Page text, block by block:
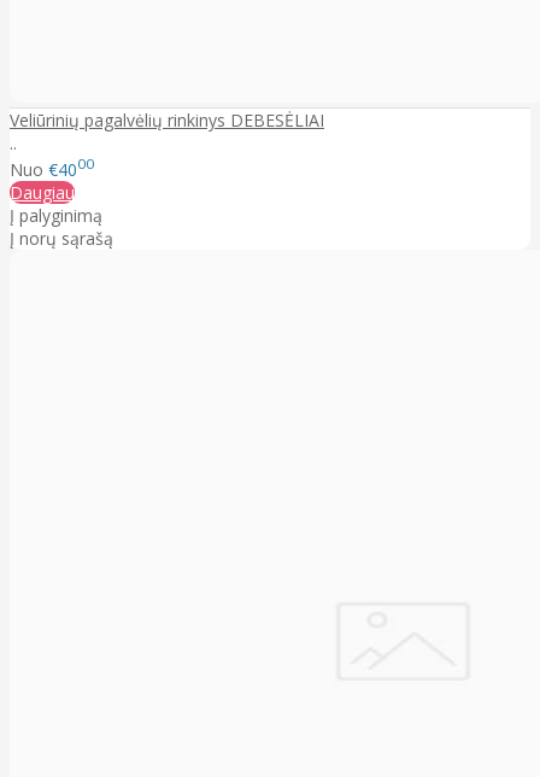
Veliūrinių pagalvėlių rinkinys DEBESĖLIAI
..
Nuo €4000
Daugiau
Į palyginimą
Į norų sąrašą